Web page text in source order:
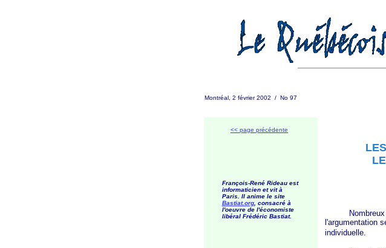
Montréal, 2 février 2002 / No 97
<< page précédente
François-René Rideau est
informaticien et vit à
Paris. Il anime le site
Bastiat.org, consacré à
l'oeuvre de l'économiste
libéral Frédéric Bastiat.
Nombreux
l'argumentation
individuelle.